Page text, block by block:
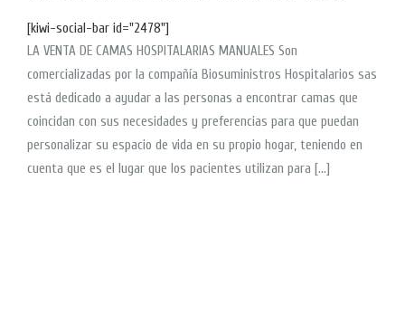
[kiwi-social-bar id="2478"]
LA VENTA DE CAMAS HOSPITALARIAS MANUALES Son
comercializadas por la compañía Biosuministros Hospitalarios sas
está dedicado a ayudar a las personas a encontrar camas que
coincidan con sus necesidades y preferencias para que puedan
personalizar su espacio de vida en su propio hogar, teniendo en
cuenta que es el lugar que los pacientes utilizan para […]